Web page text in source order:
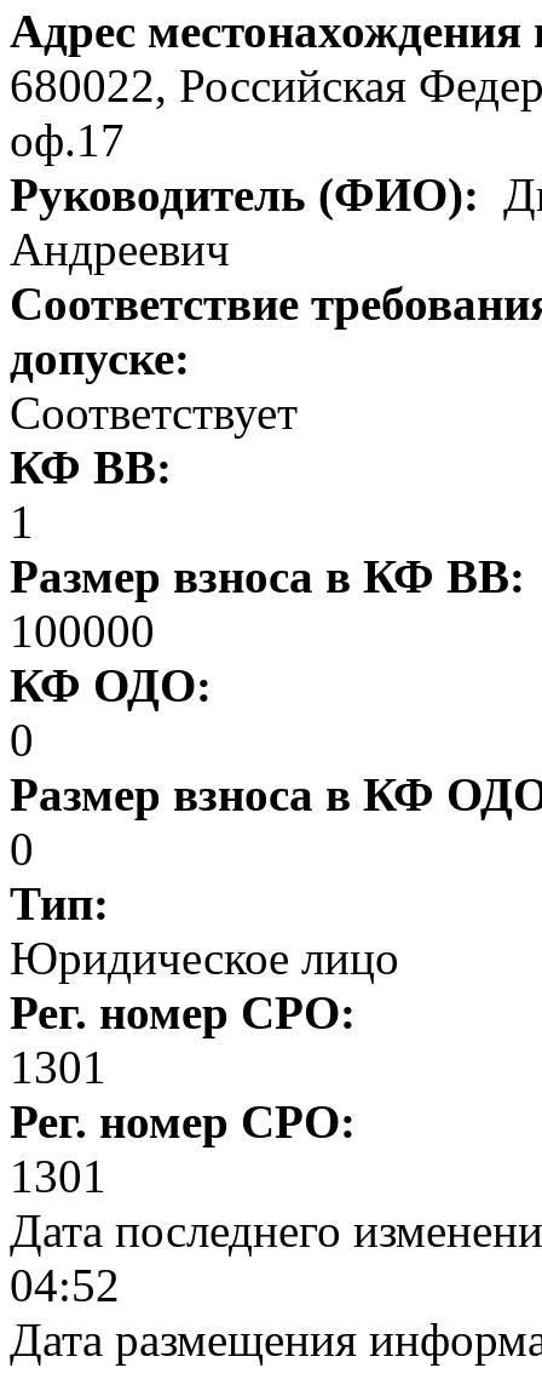
Адрес
680022, Российская
оф.17
Руководитель (ФИО):
Андреевич
Соответствие
допуске:
Соответствует
КФ ВВ:
1
Размер взноса в КФ ВВ:
100000
КФ ОДО:
0
Размер взноса в КФ
0
Тип:
Юридическое лицо
Рег. номер СРО:
1301
Рег. номер СРО:
1301
Дата последнего
04:52
Дата размещения